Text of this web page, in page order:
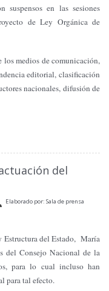
suspensos en las sesiones
de Ley Orgánica de
los medios de comunicación,
editorial, clasificación
nacionales, difusión de
del
Elaborado por: Sala de prensa
Estructura del Estado, María
del Consejo Nacional de la
para lo cual incluso han
para tal efecto.